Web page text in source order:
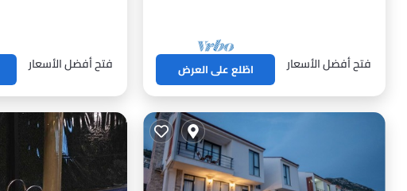
فتح أفضل الأسعار اطّلع على العرض فتح أفضل الأسعار